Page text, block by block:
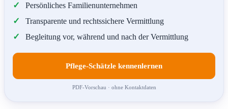
Persönliches Familienunternehmen
Transparente und rechtssichere Vermittlung
Begleitung vor, während und nach der Vermittlung
Pflege-Schätzle kennenlernen
PDF-Vorschau · ohne Kontaktdaten